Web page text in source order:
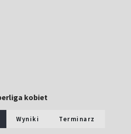
kobiet
Wyniki Terminarz